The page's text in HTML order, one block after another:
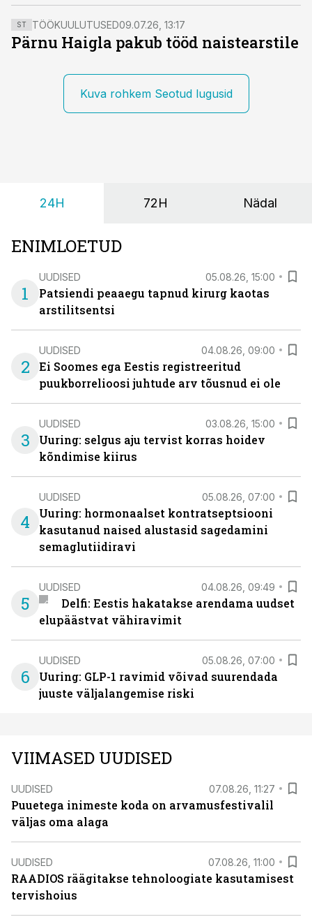
ST TÖÖKUULUTUSED09.07.26, 13:17
Pärnu Haigla pakub tööd naistearstile
Kuva rohkem Seotud lugusid
24H 72H Nädal
ENIMLOETUD
1
UUDISED 05.08.26, 15:00
Patsiendi peaaegu tapnud kirurg kaotas
arstilitsentsi
2
UUDISED 04.08.26, 09:00
Ei Soomes ega Eestis registreeritud
puukborrelioosi juhtude arv tõusnud ei ole
3
UUDISED 03.08.26, 15:00
Uuring: selgus aju tervist korras hoidev
kõndimise kiirus
4
UUDISED 05.08.26, 07:00
Uuring: hormonaalset kontratseptsiooni
kasutanud naised alustasid sagedamini
semaglutiidiravi
5
UUDISED 04.08.26, 09:49
Delfi: Eestis hakatakse arendama uudset
elupäästvat vähiravimit
6
UUDISED 05.08.26, 07:00
Uuring: GLP-1 ravimid võivad suurendada
juuste väljalangemise riski
VIIMASED UUDISED
UUDISED 07.08.26, 11:27
Puuetega inimeste koda on arvamusfestivalil
väljas oma alaga
UUDISED 07.08.26, 11:00
RAADIOS räägitakse tehnoloogiate kasutamisest
tervishoius